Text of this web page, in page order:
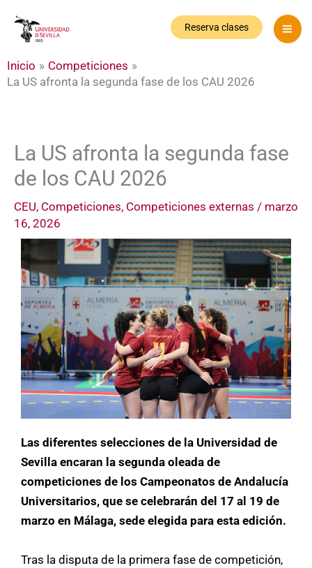
Reserva clases
Inicio
Competiciones
La US afronta la segunda fase de los CAU 2026
La US afronta la segunda fase
de los CAU 2026
CEU, Competiciones, Competiciones externas / marzo
16, 2026
Las diferentes selecciones de la Universidad de
Sevilla encaran la segunda oleada de
competiciones de los Campeonatos de Andalucía
Universitarios, que se celebrarán del 17 al 19 de
marzo en Málaga, sede elegida para esta edición.
Tras la disputa de la primera fase de competición,